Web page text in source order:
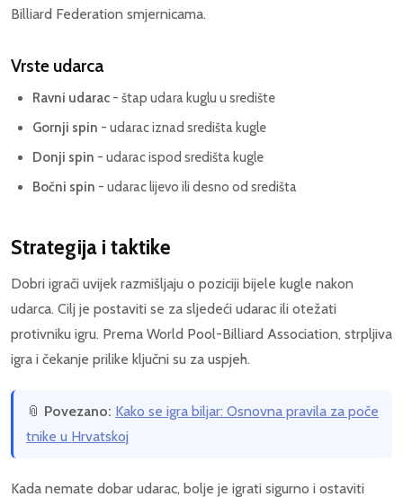
Billiard Federation smjernicama.
Vrste udarca
Ravni udarac - štap udara kuglu u središte
Gornji spin - udarac iznad središta kugle
Donji spin - udarac ispod središta kugle
Bočni spin - udarac lijevo ili desno od središta
Strategija i taktike
Dobri igrači uvijek razmišljaju o poziciji bijele kugle nakon
udarca. Cilj je postaviti se za sljedeći udarac ili otežati
protivniku igru. Prema World Pool-Billiard Association, strpljiva
igra i čekanje prilike ključni su za uspjeh.
📎 Povezano: Kako se igra biljar: Osnovna pravila za poče
tnike u Hrvatskoj
Kada nemate dobar udarac, bolje je igrati sigurno i ostaviti